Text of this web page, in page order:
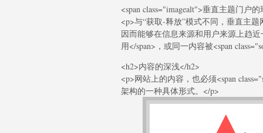
<span class="imagealt">垂直主题门户
<p>与“获取-释放”模式不同，垂直主题
因而能够在信息来源和用户来源上趋近
用</span>，或同一内容被<span
<h2>内容的深浅</h2>
<p>网站上的内容，也必须<span
架构的一种具体形式。</p>